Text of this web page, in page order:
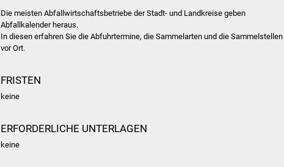
Die meisten Abfallwirtschaftsbetriebe der Stadt- und Landkreise geben
Abfallkalender heraus.
In diesen erfahren Sie die Abfuhrtermine, die Sammelarten und die Sammelstellen
vor Ort.
FRISTEN
keine
ERFORDERLICHE UNTERLAGEN
keine